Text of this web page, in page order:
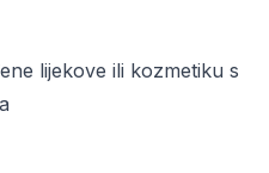
lijekove ili kozmetiku s